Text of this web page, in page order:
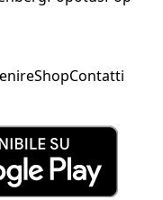
ShopContatti